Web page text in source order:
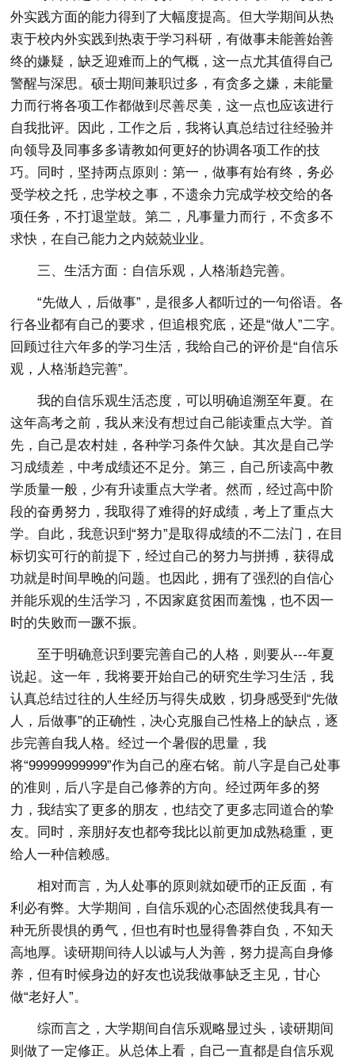
外实践方面的能力得到了大幅度提高。但大学期间从热
衷于校内外实践到热衷于学习科研，有做事未能善始善
终的嫌疑，缺乏迎难而上的气概，这一点尤其值得自己
警醒与深思。硕士期间兼职过多，有贪多之嫌，未能量
力而行将各项工作都做到尽善尽美，这一点也应该进行
自我批评。因此，工作之后，我将认真总结过往经验并
向领导及同事多多请教如何更好的协调各项工作的技
巧。同时，坚持两点原则：第一，做事有始有终，务必
受学校之托，忠学校之事，不遗余力完成学校交给的各
项任务，不打退堂鼓。第二，凡事量力而行，不贪多不
求快，在自己能力之内兢兢业业。
三、生活方面：自信乐观，人格渐趋完善。
“先做人，后做事”，是很多人都听过的一句俗语。各
行各业都有自己的要求，但追根究底，还是“做人”二字。
回顾过往六年多的学习生活，我给自己的评价是“自信乐
观，人格渐趋完善”。
我的自信乐观生活态度，可以明确追溯至年夏。在
这年高考之前，我从来没有想过自己能读重点大学。首
先，自己是农村娃，各种学习条件欠缺。其次是自己学
习成绩差，中考成绩还不足分。第三，自己所读高中教
学质量一般，少有升读重点大学者。然而，经过高中阶
段的奋勇努力，我取得了难得的好成绩，考上了重点大
学。自此，我意识到“努力”是取得成绩的不二法门，在目
标切实可行的前提下，经过自己的努力与拼搏，获得成
功就是时间早晚的问题。也因此，拥有了强烈的自信心
并能乐观的生活学习，不因家庭贫困而羞愧，也不因一
时的失败而一蹶不振。
至于明确意识到要完善自己的人格，则要从---年夏
说起。这一年，我将要开始自己的研究生学习生活，我
认真总结过往的人生经历与得失成败，切身感受到“先做
人，后做事”的正确性，决心克服自己性格上的缺点，逐
步完善自我人格。经过一个暑假的思量，我
将“99999999999”作为自己的座右铭。前八字是自己处事
的准则，后八字是自己修养的方向。经过两年多的努
力，我结实了更多的朋友，也结交了更多志同道合的挚
友。同时，亲朋好友也都夸我比以前更加成熟稳重，更
给人一种信赖感。
相对而言，为人处事的原则就如硬币的正反面，有
利必有弊。大学期间，自信乐观的心态固然使我具有一
种无所畏惧的勇气，但也有时也显得鲁莽自负，不知天
高地厚。读研期间待人以诚与人为善，努力提高自身修
养，但有时候身边的好友也说我做事缺乏主见，甘心
做“老好人”。
综而言之，大学期间自信乐观略显过头，读研期间
则做了一定修正。从总体上看，自己一直都是自信乐观